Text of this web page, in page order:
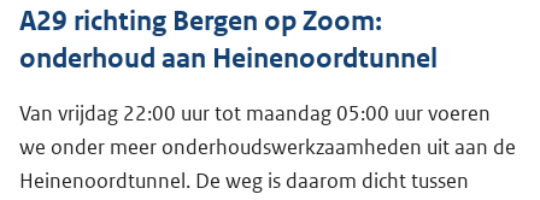
A29 richting Bergen op Zoom:
onderhoud aan Heinenoordtunnel
Van vrijdag 22:00 uur tot maandag 05:00 uur voeren
we onder meer onderhoudswerkzaamheden uit aan de
Heinenoordtunnel. De weg is daarom dicht tussen